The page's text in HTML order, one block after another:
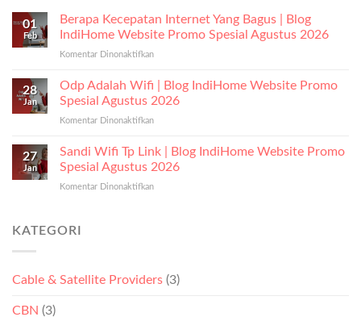
01
Feb
Berapa Kecepatan Internet Yang Bagus | Blog
IndiHome Website Promo Spesial Agustus 2026
Komentar Dinonaktifkan
Kecepatan
Internet
Blog
IndiHome
28
Jan
Odp Adalah Wifi | Blog IndiHome Website Promo
Spesial Agustus 2026
Komentar Dinonaktifkan
Adalah
Wifi
27
Jan
Sandi Wifi Tp Link | Blog IndiHome Website Promo
Spesial Agustus 2026
Komentar Dinonaktifkan
IndiHome
KATEGORI
Cable & Satellite Providers (3)
CBN (3)